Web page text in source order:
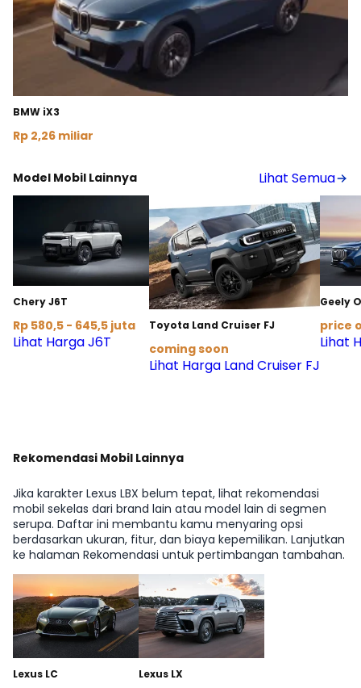
BMW iX3
Rp 2,26 miliar
Model Mobil Lainnya Lihat Semua
Chery J6T
Rp 580,5 - 645,5 juta
Lihat Harga J6T
Toyota Land Cruiser FJ
coming soon
Lihat Harga Land Cruiser FJ
Geely
price
Lihat
Rekomendasi Mobil Lainnya
Jika karakter Lexus LBX belum tepat, lihat rekomendasi
mobil sekelas dari brand lain atau model lain di segmen
serupa. Daftar ini membantu kamu menyaring opsi
berdasarkan ukuran, fitur, dan biaya kepemilikan. Lanjutkan
ke halaman Rekomendasi untuk pertimbangan tambahan.
Lexus LC Lexus LX